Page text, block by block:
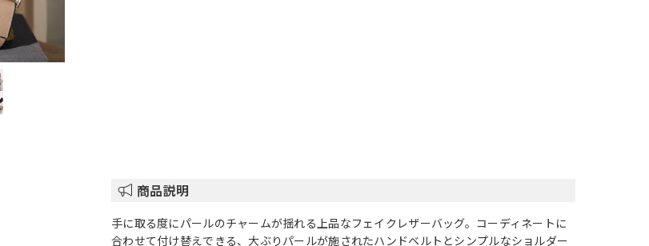
商品説明
手に取る度にパールのチャームが揺れる上品なフェイクレザーバッグ。コーディネートに
合わせて付け替えできる、大ぶりパールが施されたハンドベルトとシンプルなショルダー